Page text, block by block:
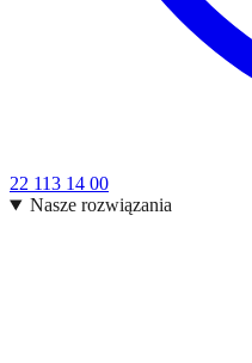
22 113 14 00
Nasze rozwiązania